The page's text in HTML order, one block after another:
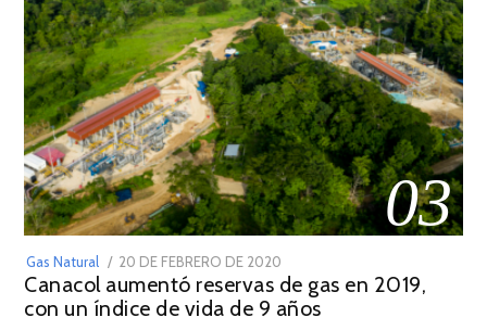
03
Gas Natural
POSTED
ON
20 DE FEBRERO DE 2020
DE
JULIO
Canacol aumentó reservas de gas en 2019,
con un índice de vida de 9 años